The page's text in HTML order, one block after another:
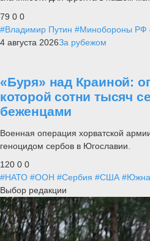
79 0 0
#Владимир Путин #Минобороны РФ
4 августа 2026За рубежом
«Буря» над Краиной:
которой сотни тысяч
беженцами
Военная операция хорватской
геноцидом сербов в Югославии.
120 0 0
#НАТО #ООН #Сербия #США
Выбор редакции